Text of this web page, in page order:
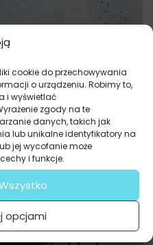
cookie do przechowywania
o urządzeniu. Robimy to,
i wyświetlać
zgody na te
danych, takich jak
lub unikalne identyfikatory na
jej wycofanie może
i funkcje.
opcjami